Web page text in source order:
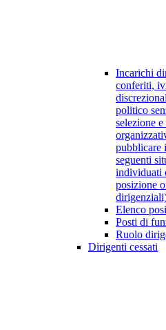
Incarichi
conferiti,
politico
selezione
pubblicare
seguenti
individuati
posizione
Elenco
Posti di
Ruolo
Dirigenti cessati